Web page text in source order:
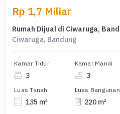
Rp 1,7 Miliar
Ciwaruga, Bandung
Kamar Tidur
3
Kamar Mandi
3
Luas Tanah
135 m²
Luas Bangunan
220 m²